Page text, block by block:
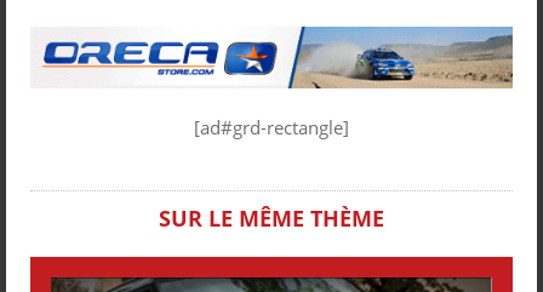
[ad#grd-rectangle]
SUR LE MÊME THÈME